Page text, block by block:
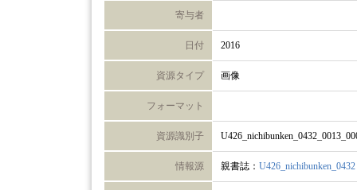
寄与者
日付 2016
資源タイプ 画像
フォーマット
資源識別子
情報源 親書誌： U426_nichibunken_0432